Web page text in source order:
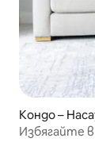
Кондо –
Избягайте в